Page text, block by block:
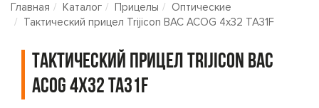
Главная Каталог Прицелы
Оптические
Тактический прицел Trijicon BAC ACOG 4x32 TA31F
Тактический прицел Trijicon BAC
ACOG 4x32 TA31F